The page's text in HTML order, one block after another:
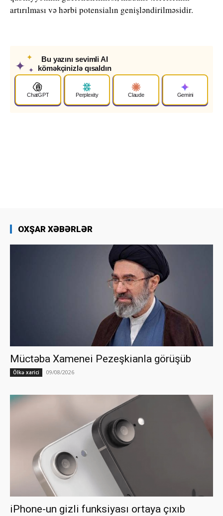
artırılması və hərbi potensialın genişləndirilməsidir.
✦
✦
✦
Bu yazını sevimli AI
köməkçinizlə qısaldın
ChatGPT Perplexity Claude Gemini
OXŞAR XƏBƏRLƏR
Müctəba Xamenei Pezeşkianla görüşüb
Ölkə xarici 09/08/2026
iPhone-un gizli funksiyası ortaya çıxıb